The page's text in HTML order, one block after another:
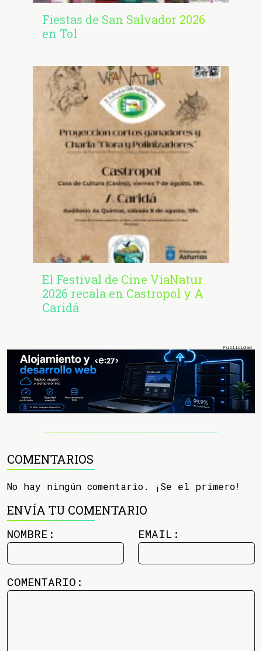
Fiestas de San Salvador 2026
en Tol
El Festival de Cine VíaNatur
2026 recala en Castropol y A
Caridá
COMENTARIOS
No hay ningún comentario. ¡Se el primero!
ENVÍA TU COMENTARIO
NOMBRE: EMAIL:
COMENTARIO: